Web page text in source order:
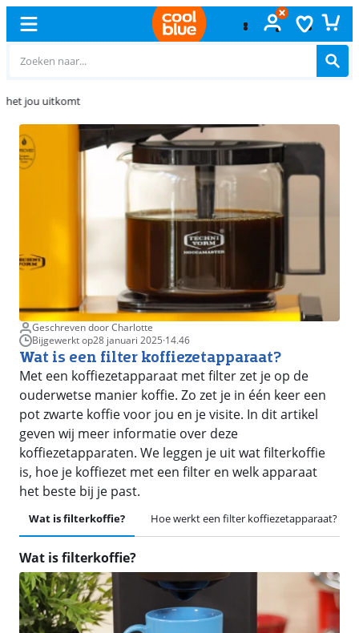
Geschreven door Charlotte
Bijgewerkt op28 januari 2025·14.46
Wat is een filter koffiezetapparaat?
Met een koffiezetapparaat met filter zet je op de
ouderwetse manier koffie. Zo zet je in één keer een
pot zwarte koffie voor jou en je visite. In dit artikel
geven wij meer informatie over deze
koffiezetapparaten. We leggen je uit wat filterkoffie
is, hoe je koffiezet met een filter en welk apparaat
het beste bij je past.
Wat is filterkoffie? Hoe werkt een filter koffiezetapparaat?
Wat is filterkoffie?